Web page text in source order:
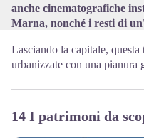
anche cinematografiche
Marna, nonché i resti di
Lasciando la capitale, questa
urbanizzate con una pianura
14 I patrimoni da